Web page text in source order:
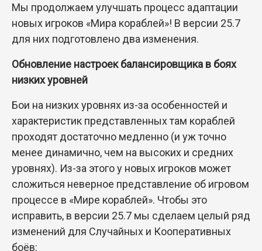
Мы продолжаем улучшать процесс адаптации
новых игроков «Мира кораблей»! В версии 25.7
для них подготовлено два изменения.
Обновление настроек балансировщика в боях
низких уровней
Бои на низких уровнях из-за особенностей и
характеристик представленных там кораблей
проходят достаточно медленно (и уж точно
менее динамично, чем на высоких и средних
уровнях). Из-за этого у новых игроков может
сложиться неверное представление об игровом
процессе в «Мире кораблей». Чтобы это
исправить, в версии 25.7 мы сделаем целый ряд
изменений для Случайных и Кооперативных
боёв: